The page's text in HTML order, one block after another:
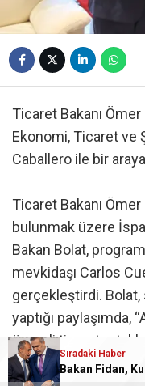
Ticaret Bakanı
Ekonomi, Ticaret ve
Caballero ile bir
Ticaret Bakanı
bulunmak üzere
Bakan Bolat,
mevkidaşı Carlos
gerçekleştirdi. Bolat,
yaptığı paylaşımda,
önemli ticaret
gerçekleştirdiğimiz
Sıradaki Haber